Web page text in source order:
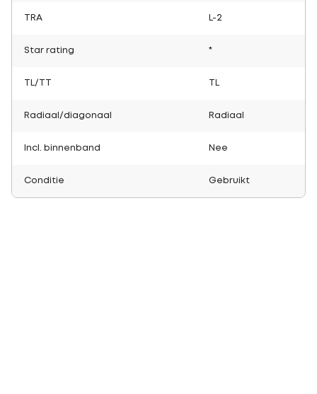
TRA L-2
Star rating *
TL/TT
Radiaal/diagonaal Radiaal
Incl. binnenband Nee
Conditie Gebruikt